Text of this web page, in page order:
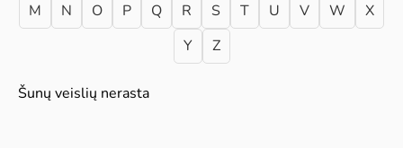
M
N O P Q R S T U V W
X
Y
Z
Šunų veislių nerasta